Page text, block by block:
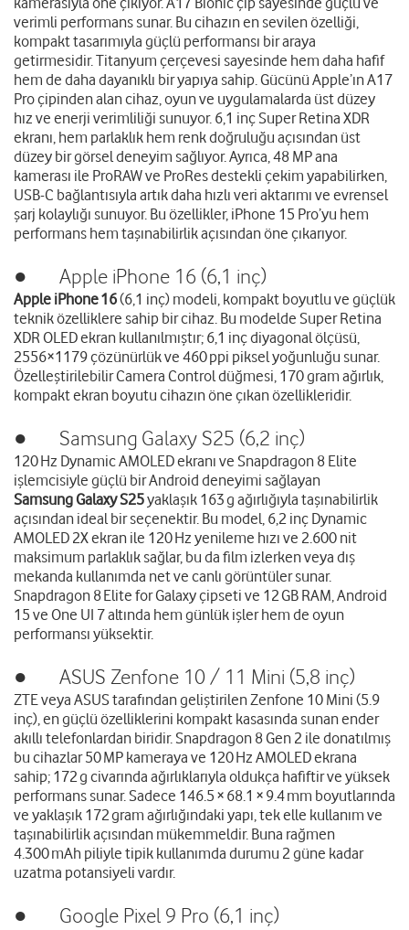
verimli performans sunar. Bu cihazın en sevilen özelliği,
kompakt tasarımıyla güçlü performansı bir araya
getirmesidir. Titanyum çerçevesi sayesinde hem daha hafif
hem de daha dayanıklı bir yapıya sahip. Gücünü Apple’ın A17
Pro çipinden alan cihaz, oyun ve uygulamalarda üst düzey
hız ve enerji verimliliği sunuyor. 6,1 inç Super Retina XDR
ekranı, hem parlaklık hem renk doğruluğu açısından üst
düzey bir görsel deneyim sağlıyor. Ayrıca, 48 MP ana
kamerası ile ProRAW ve ProRes destekli çekim yapabilirken,
USB-C bağlantısıyla artık daha hızlı veri aktarımı ve evrensel
şarj kolaylığı sunuyor. Bu özellikler, iPhone 15 Pro’yu hem
performans hem taşınabilirlik açısından öne çıkarıyor.
● Apple iPhone 16 (6,1 inç)
Apple iPhone 16(6,1 inç) modeli, kompakt boyutlu ve güçlük
teknik özelliklere sahip bir cihaz. Bu modelde Super Retina
XDR OLED ekran kullanılmıştır; 6,1 inç diyagonal ölçüsü,
2556×1179 çözünürlük ve 460 ppi piksel yoğunluğu sunar.
Özelleştirilebilir Camera Control düğmesi, 170 gram ağırlık,
kompakt ekran boyutu cihazın öne çıkan özellikleridir.
● Samsung Galaxy S25 (6,2 inç)
120 Hz Dynamic AMOLED ekranı ve Snapdragon 8 Elite
işlemcisiyle güçlü bir Android deneyimi sağlayan
Samsung Galaxy S25yaklaşık 163 g ağırlığıyla taşınabilirlik
açısından ideal bir seçenektir. Bu model, 6,2 inç Dynamic
AMOLED 2X ekran ile 120 Hz yenileme hızı ve 2.600 nit
maksimum parlaklık sağlar, bu da film izlerken veya dış
mekanda kullanımda net ve canlı görüntüler sunar.
Snapdragon 8 Elite for Galaxy çipseti ve 12 GB RAM, Android
15 ve One UI 7 altında hem günlük işler hem de oyun
performansı yüksektir.
● ASUS Zenfone 10 / 11 Mini (5,8 inç)
ZTE veya ASUS tarafından geliştirilen Zenfone 10 Mini (5.9
inç), en güçlü özelliklerini kompakt kasasında sunan ender
akıllı telefonlardan biridir. Snapdragon 8 Gen 2 ile donatılmış
bu cihazlar 50 MP kameraya ve 120 Hz AMOLED ekrana
sahip; 172 g civarında ağırlıklarıyla oldukça hafiftir ve yüksek
performans sunar. Sadece 146.5 × 68.1 × 9.4 mm boyutlarında
ve yaklaşık 172 gram ağırlığındaki yapı, tek elle kullanım ve
taşınabilirlik açısından mükemmeldir. Buna rağmen
4.300 mAh piliyle tipik kullanımda durumu 2 güne kadar
uzatma potansiyeli vardır.
● Google Pixel 9 Pro (6,1 inç)